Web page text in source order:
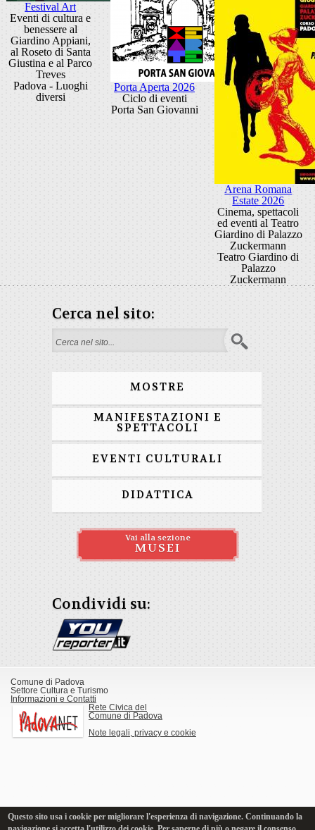
Festival Art
Eventi di cultura e
benessere al
Giardino Appiani,
al Roseto di Santa
Giustina e al Parco
Treves
Padova - Luoghi
diversi
Porta Aperta 2026
Ciclo di eventi
Porta San Giovanni
Arena Romana
Estate 2026
Cinema, spettacoli
ed eventi al Teatro
Giardino di Palazzo
Zuckermann
Teatro Giardino di
Palazzo
Zuckermann
Cerca nel sito:
Form di ricerca
MOSTRE
MANIFESTAZIONI E
SPETTACOLI
EVENTI CULTURALI
DIDATTICA
Vai alla sezione
MUSEI
Condividi su:
Comune di Padova
Settore Cultura e Turismo
Informazioni e Contatti
Rete Civica del
Comune di Padova
Note legali, privacy e cookie
Questo sito usa i cookie per migliorare l'esperienza di navigazione. Continuando la